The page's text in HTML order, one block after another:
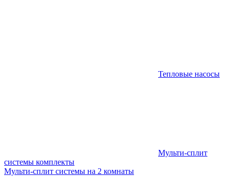
Тепловые насосы
Мульти-сплит
системы комплекты
Мульти-сплит системы на 2 комнаты